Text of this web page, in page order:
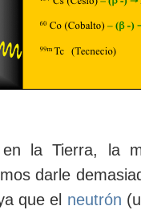
la Tierra, la
darle
que el neutrón